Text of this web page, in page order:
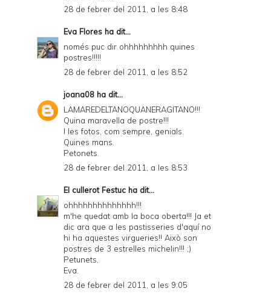
28 de febrer del 2011, a les 8:48
Eva Flores ha dit...
només puc dir ohhhhhhhhh quines
postres!!!!!
28 de febrer del 2011, a les 8:52
joana08 ha dit...
LAMAREDELTANOQUANERAGITANO!!!
Quina maravella de postre!!!
I les fotos, com sempre, genials.
Quines mans.
Petonets.
28 de febrer del 2011, a les 8:53
El cullerot Festuc ha dit...
ohhhhhhhhhhhhhh!!!
m'he quedat amb la boca oberta!!! Ja et
dic ara que a les pastisseries d'aquí no
hi ha aquestes virgueries!! Això son
postres de 3 estrelles michelin!!! ;)
Petunets,
Eva.
28 de febrer del 2011, a les 9:05